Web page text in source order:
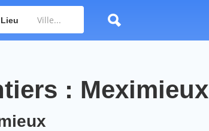
Lieu
: Meximieux